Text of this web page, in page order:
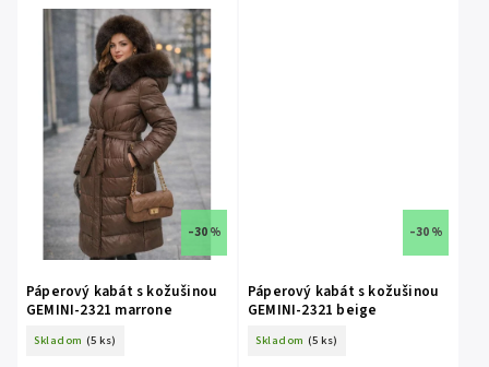
–30 %
Páperový kabát s kožušinou
GEMINI-2321 marrone
Skladom (5 ks)
–30 %
Páperový kabát s kožušinou
GEMINI-2321 beige
Skladom (5 ks)